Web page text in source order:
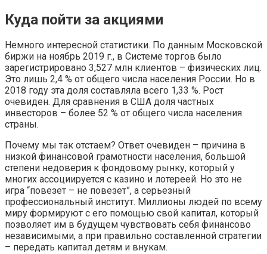
Куда пойти за акциями
Немного интересной статистики. По данным Московской
биржи на ноябрь 2019 г., в Системе торгов было
зарегистрировано 3,527 млн клиентов – физических лиц.
Это лишь 2,4 % от общего числа населения России. Но в
2018 году эта доля составляла всего 1,33 %. Рост
очевиден. Для сравнения в США доля частных
инвесторов – более 52 % от общего числа населения
страны.
Почему мы так отстаем? Ответ очевиден – причина в
низкой финансовой грамотности населения, большой
степени недоверия к фондовому рынку, который у
многих ассоциируется с казино и лотереей. Но это не
игра “повезет – не повезет”, а серьезный
профессиональный институт. Миллионы людей по всему
миру формируют с его помощью свой капитал, который
позволяет им в будущем чувствовать себя финансово
независимыми, а при правильно составленной стратегии
– передать капитал детям и внукам.